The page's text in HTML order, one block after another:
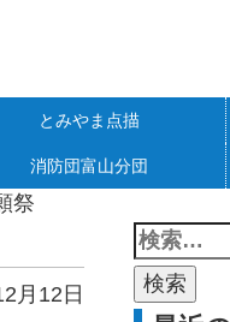
とみやま点描
消防団富山分団
祭
月12日